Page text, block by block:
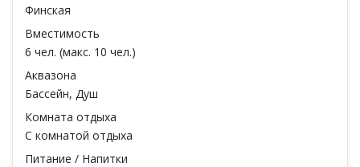
Финская
Вместимость
6 чел. (макс. 10 чел.)
Аквазона
Бассейн, Душ
Комната отдыха
С комнатой отдыха
Питание / Напитки